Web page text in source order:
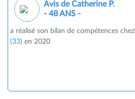
Avis de Catherine P.
- 48 ANS -
a réalisé son bilan de compétences chez
(33) en 2020